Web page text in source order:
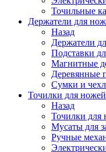
Точильные
Держатели для
Назад
Держатели
Подставки
Магнитные
Деревянные
Сумки и
Точилки для ножей
Назад
Точилки для
Мусаты для
Ручные